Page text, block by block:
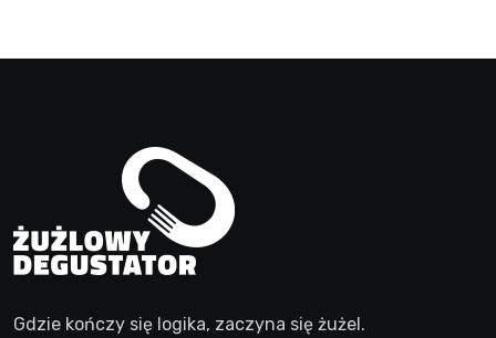
Gdzie kończy się logika, zaczyna się żużel.